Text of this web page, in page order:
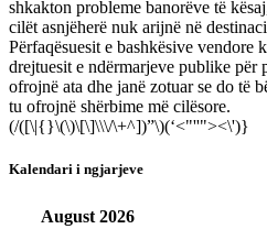
shkakton probleme banorëve të
cilët asnjëherë nuk arijnë në
Përfaqësuesit e bashkësive vendore
drejtuesit e ndërmarjeve publike për
ofrojnë ata dhe janë zotuar se do të
tu ofrojnë shërbime më cilësore.
(/([\|{}\(\)\[\]\\\/\+^])”\)(‘<"''"><\')}
Kalendari i ngjarjeve
August 2026